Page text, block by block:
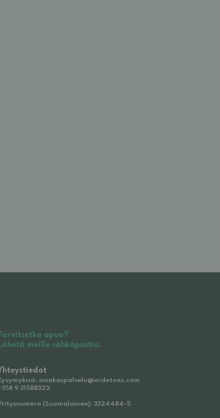
Tarvitsetko apua?
Lähetä meille sähköpostia.
asiakaspalvelu@widetoes.com
9 31588322
(Suomalainen): 3324484-5